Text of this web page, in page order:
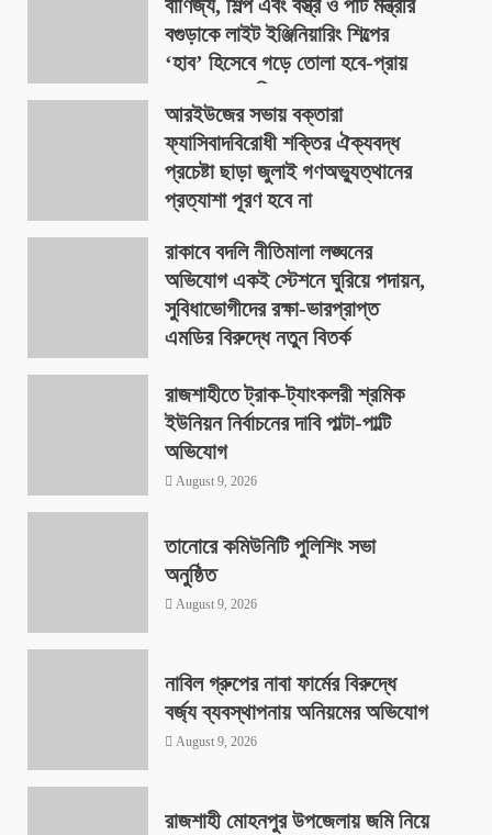
বাণিজ্য, শিল্প এবং বস্ত্র ও পাট মন্ত্রীর
বগুড়াকে লাইট ইঞ্জিনিয়ারিং শিল্পের
‘হাব’ হিসেবে গড়ে তোলা হবে-প্রায়
৪০০ একর জমিতে
August 9, 2026
আরইউজের সভায় বক্তারা
ফ্যাসিবাদবিরোধী শক্তির ঐক্যবদ্ধ
প্রচেষ্টা ছাড়া জুলাই গণঅভ্যুত্থানের
প্রত্যাশা পূরণ হবে না
রাকাবে বদলি নীতিমালা লঙ্ঘনের
অভিযোগ একই স্টেশনে ঘুরিয়ে পদায়ন,
সুবিধাভোগীদের রক্ষা-ভারপ্রাপ্ত
এমডির বিরুদ্ধে নতুন বিতর্ক
রাজশাহীতে ট্রাক-ট্যাংকলরী শ্রমিক
ইউনিয়ন নির্বাচনের দাবি পাল্টা-পাল্টি
অভিযোগ
August 9, 2026
তানোরে কমিউনিটি পুলিশিং সভা
অনুষ্ঠিত
August 9, 2026
নাবিল গ্রুপের নাবা ফার্মের বিরুদ্ধে
বর্জ্য ব্যবস্থাপনায় অনিয়মের অভিযোগ
August 9, 2026
রাজশাহী মোহনপুর উপজেলায় জমি নিয়ে